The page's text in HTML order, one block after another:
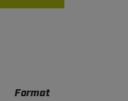
Format